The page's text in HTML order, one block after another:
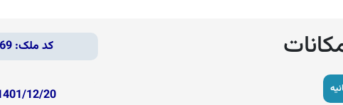
کد ملک: 3669
12/20